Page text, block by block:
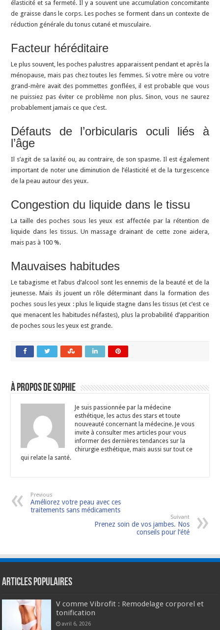
élasticité et sa fermeté. Il y a souvent une accumulation concomitante
de graisse dans le corps. Les poches se forment dans un contexte de
réduction générale du tonus cutané et musculaire.
Facteur héréditaire
Le plus souvent, les poches palustres apparaissent pendant et après la
ménopause, mais pas chez toutes les femmes. Si votre mère ou votre
grand-mère avait des pommettes gonflées, il est probable que vous
ne puissiez pas éviter ce problème non plus. Sinon, vous ne saurez
probablement jamais ce que c’est.
Défauts de l’orbicularis oculi liés à
l’âge
Il s’agit de sa laxité ou, au contraire, de son spasme. Il est également
important de noter une diminution de l’élasticité et de la turgescence
de la peau autour des yeux.
Congestion du liquide dans le tissu
La taille des poches sous les yeux est affectée par la rétention de
liquide dans les tissus. Un massage drainant de cette zone aidera,
mais pas à 100 %.
Mauvaises habitudes
Le tabagisme et l’abus d’alcool sont les ennemis de la beauté et de la
jeunesse. Mais ils jouent un rôle déterminant dans la formation des
poches sous les yeux : plus le liquide stagne dans les tissus (et c’est ce
que menacent les habitudes néfastes), plus la probabilité d’apparition
de poches sous les yeux est grande.
À propos de Sophie
Je suis passionnée par la médecine
esthétique, les actus des stars et toute
nouveauté concernant la médecine. Je vous
invite à consulter mes articles pour vous
informer des dernières tendances sur la
chirurgie esthétique, mais aussi sur tout ce
qui relate la santé.
Previous
Améliorez votre peau avec ces
traitements sans médicaments
Suivant
Prenez soin de vos jambes. Nos
conseils pour l’été
Articles populaires
V comme Vibrofit : Remodelage corporel et
tonification
avril 6, 2026